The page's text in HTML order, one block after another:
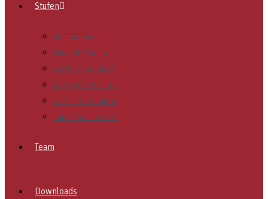
Stufen
Heimstunden
Biber (5-7 Jahre)
WiWö (7-10 Jahre)
GuSp (10-13 Jahre)
CaEx (13-16 Jahre)
RaRo (16-20 Jahre)
Team
Downloads